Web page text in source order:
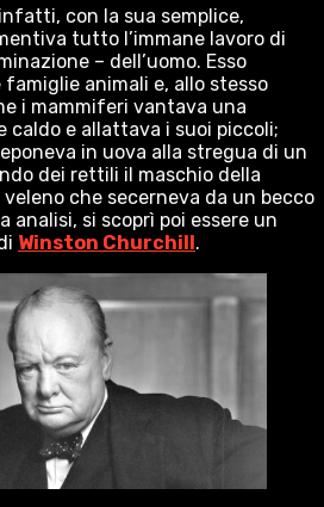
con la sua semplice,
tutto l’immane lavoro di
– dell’uomo. Esso
animali e, allo stesso
i mammiferi vantava una
caldo e allattava i suoi piccoli;
in uova alla stregua di un
dei rettili il maschio della
che secerneva da un becco
analisi, si scoprì poi essere un
Winston Churchill .